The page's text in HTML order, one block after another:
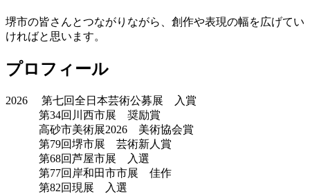
堺市の皆さんとつながりながら、創作や表現の幅を広げてい
ければと思います。
プロフィール
2026 第七回全日本芸術公募展 入賞
第34回川西市展 奨励賞
高砂市美術展2026 美術協会賞
第79回堺市展 芸術新人賞
第68回芦屋市展 入選
第77回岸和田市市展 佳作
第82回現展 入選